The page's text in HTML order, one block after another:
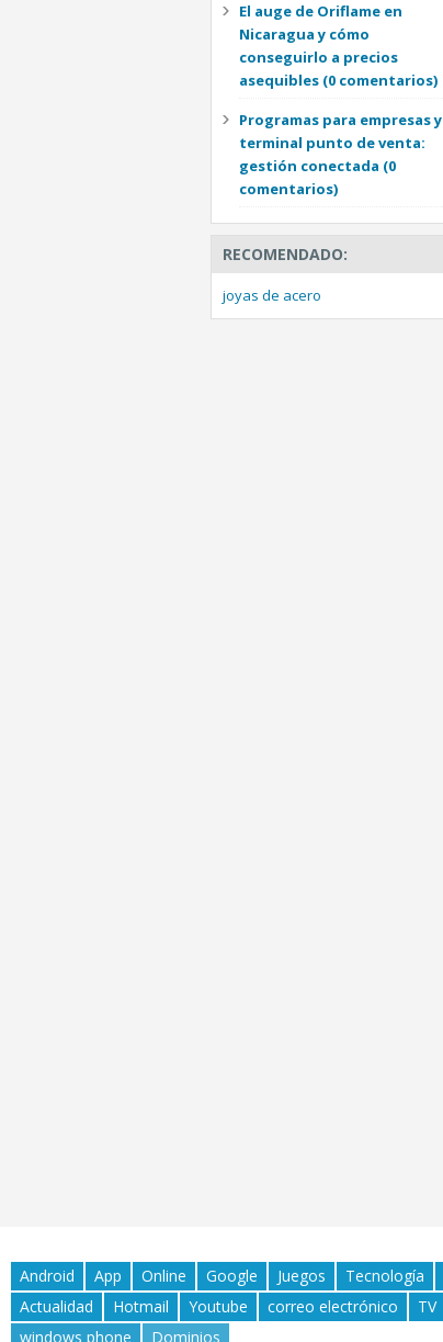
El auge de Oriflame en
Nicaragua y cómo
conseguirlo a precios
asequibles (0 comentarios)
Programas para empresas y
terminal punto de venta:
gestión conectada (0
comentarios)
RECOMENDADO:
joyas de acero
Android App Online Google Juegos Tecnología
Actualidad
Hotmail Youtube correo electrónico TV
windows phone
Dominios